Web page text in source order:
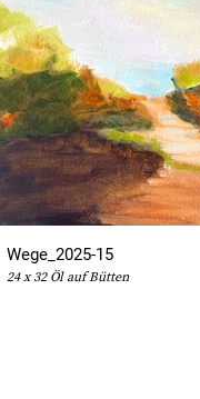
Wege_2025-15
24 x 32 Öl auf Bütten